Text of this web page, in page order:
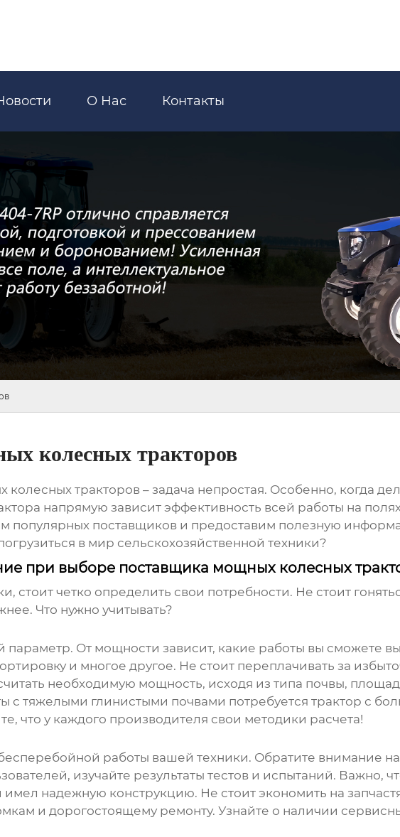
О Нас Контакты
колесных тракторов
колесных тракторов– задача непростая. Особенно, когда
напрямую зависит эффективность всей работы на
популярных поставщиков и предоставим полезную
в мир сельскохозяйственной техники?
при выборе поставщика мощных колесных
стоит четко определить свои потребности. Не стоит
Что нужно учитывать?
От мощности зависит, какие работы вы сможете
и многое другое. Не стоит переплачивать за
необходимую мощность, исходя из типа почвы,
с тяжелыми глинистыми почвами потребуется трактор с
что у каждого производителя свои методики расчета!
работы вашей техники. Обратите внимание
изучайте результаты тестов и испытаний. Важно,
имел надежную конструкцию. Не стоит экономить на
и дорогостоящему ремонту. Узнайте о наличии